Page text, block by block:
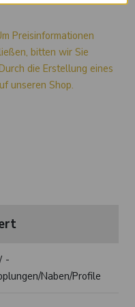
Preisinformationen
bitten wir Sie
die Erstellung eines
unseren Shop.
-
Naben/Profile